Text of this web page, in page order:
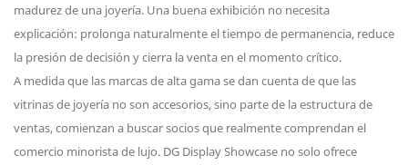
madurez de una joyería. Una buena exhibición no necesita
explicación: prolonga naturalmente el tiempo de permanencia, reduce
la presión de decisión y cierra la venta en el momento crítico.
A medida que las marcas de alta gama se dan cuenta de que las
vitrinas de joyería no son accesorios, sino parte de la estructura de
ventas, comienzan a buscar socios que realmente comprendan el
comercio minorista de lujo. DG Display Showcase no solo ofrece